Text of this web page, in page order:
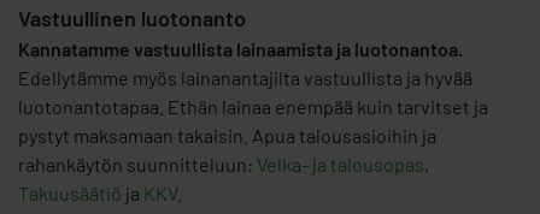
Vastuullinen luotonanto
Kannatamme vastuullista lainaamista ja luotonantoa.
Edellytämme myös lainanantajilta vastuullista ja hyvää
luotonantotapaa. Ethän lainaa enempää kuin tarvitset ja
pystyt maksamaan takaisin. Apua talousasioihin ja
rahankäytön suunnitteluun: Velka- ja talousopas,
Takuusäätiö ja KKV.